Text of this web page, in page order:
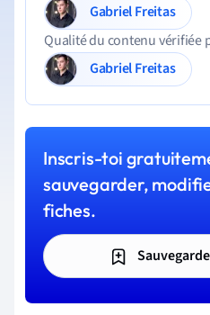
Gabriel Freitas
Qualité du contenu vérifiée
Gabriel Freitas
Inscris-toi
sauvegarder,
fiches.